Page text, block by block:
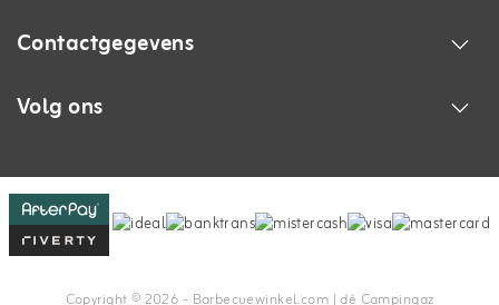
Contactgegevens
Volg ons
Copyright © 2026 - Barbecuewinkel.com | dé Campingaz